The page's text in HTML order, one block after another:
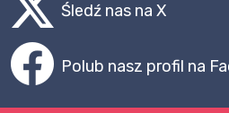
Śledź nas na X
Polub nasz profil na